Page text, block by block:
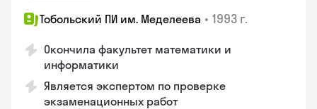
Тобольский ПИ им. Меделеева • 1993 г.
Окончила факультет математики и
информатики
Является экспертом по проверке
экзаменационных работ